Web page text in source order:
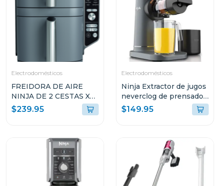
Electrodomésticos
FREIDORA DE AIRE
NINJA DE 2 CESTAS XL
10QT COLOR GRIS
SL401
$239.95
Electrodomésticos
Ninja Extractor de jugos
neverclog de prensado
en frío 151
$149.95